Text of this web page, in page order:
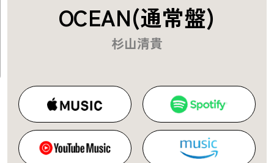
OCEAN(通常盤)
杉山清貴